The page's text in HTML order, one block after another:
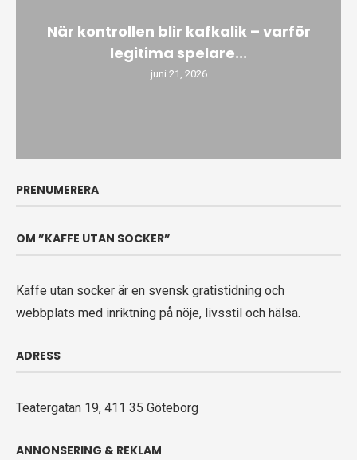
När kontrollen blir kafkalik – varför
legitima spelare...
juni 21, 2026
PRENUMERERA
OM ”KAFFE UTAN SOCKER”
Kaffe utan socker är en svensk gratistidning och
webbplats med inriktning på nöje, livsstil och hälsa.
ADRESS
Teatergatan 19, 411 35 Göteborg
ANNONSERING & REKLAM